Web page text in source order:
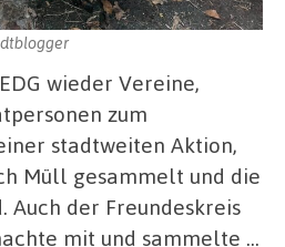
wieder Vereine,
zum
stadtweiten Aktion,
Müll gesammelt und die
der Freundeskreis
mit und sammelte …